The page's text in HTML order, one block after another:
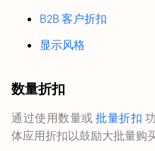
B2B 客户折扣
显示风格
数量折扣
通过使用数量或批量折扣
体应用折扣以鼓励大批量购